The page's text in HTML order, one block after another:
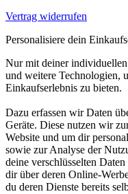
Vertrag widerrufen
Personalisiere dein
Nur mit deiner
und weitere Technologien,
Einkaufserlebnis zu bieten.
Dazu erfassen wir Daten
Geräte. Diese nutzen wir
Website und um dir
sowie zur Analyse der
deine verschlüsselten
dir über deren Online-
du deren Dienste bereits